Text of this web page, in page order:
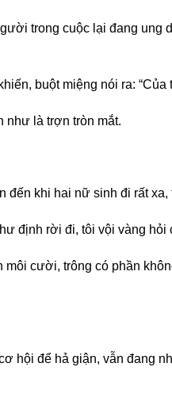
trong cuộc lại đang
buột miệng nói ra: “Của
như là trợn tròn mắt.
khi hai nữ sinh đi rất
định rời đi, tôi vội vàng hỏi
cười, trông có phần
hội để hả giận, vẫn đang